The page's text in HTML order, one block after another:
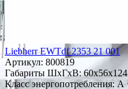
Liebherr EWTdf 2353 21 001
Артикул: 800819
Габариты ШxГxВ: 60x56x124
Класс энергопотребления: A